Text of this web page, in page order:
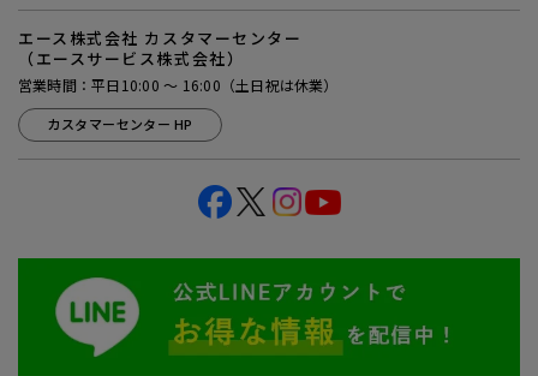
エース株式会社 カスタマーセンター
（エースサービス株式会社）
営業時間：平日10:00 ～ 16:00（土日祝は休業）
カスタマーセンター HP